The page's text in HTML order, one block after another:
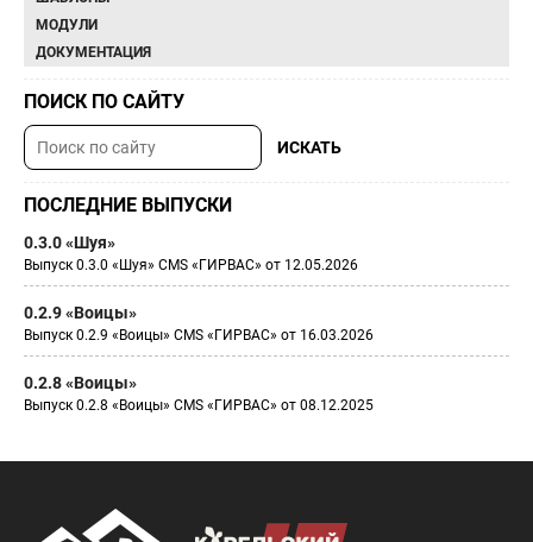
МОДУЛИ
ДОКУМЕНТАЦИЯ
ПОИСК ПО САЙТУ
ПОСЛЕДНИЕ ВЫПУСКИ
0.3.0 «Шуя»
Выпуск 0.3.0 «Шуя» CMS «ГИРВАС» от 12.05.2026
0.2.9 «Воицы»
Выпуск 0.2.9 «Воицы» CMS «ГИРВАС» от 16.03.2026
0.2.8 «Воицы»
Выпуск 0.2.8 «Воицы» CMS «ГИРВАС» от 08.12.2025